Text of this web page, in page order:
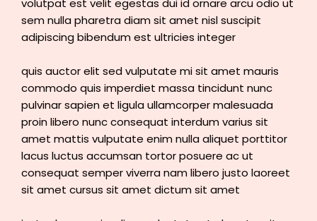
volutpat est velit egestas dui id ornare arcu odio ut
sem nulla pharetra diam sit amet nisl suscipit
adipiscing bibendum est ultricies integer
quis auctor elit sed vulputate mi sit amet mauris
commodo quis imperdiet massa tincidunt nunc
pulvinar sapien et ligula ullamcorper malesuada
proin libero nunc consequat interdum varius sit
amet mattis vulputate enim nulla aliquet porttitor
lacus luctus accumsan tortor posuere ac ut
consequat semper viverra nam libero justo laoreet
sit amet cursus sit amet dictum sit amet